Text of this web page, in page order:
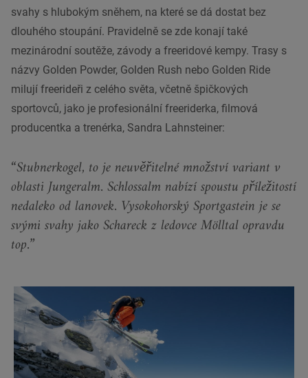
svahy s hlubokým sněhem, na které se dá dostat bez
dlouhého stoupání. Pravidelně se zde konají také
mezinárodní soutěže, závody a freeridové kempy. Trasy s
názvy Golden Powder, Golden Rush nebo Golden Ride
milují freerideři z celého světa, včetně špičkových
sportovců, jako je profesionální freeriderka, filmová
producentka a trenérka, Sandra Lahnsteiner:
Stubnerkogel, to je neuvěřitelné množství variant v
oblasti Jungeralm. Schlossalm nabízí spoustu příležitostí
nedaleko od lanovek. Vysokohorský Sportgastein je se
svými svahy jako Schareck z ledovce Mölltal opravdu
top.